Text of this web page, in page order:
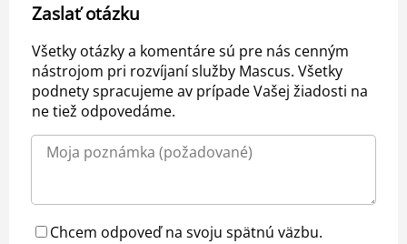
Zaslať otázku
Všetky otázky a komentáre sú pre nás cenným
nástrojom pri rozvíjaní služby Mascus. Všetky
podnety spracujeme av prípade Vašej žiadosti na
ne tiež odpovedáme.
Chcem odpoveď na svoju spätnú väzbu.